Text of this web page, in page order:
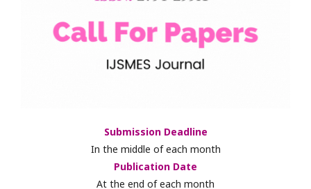
Submission Deadline
In the middle of each month
Publication Date
At the end of each month